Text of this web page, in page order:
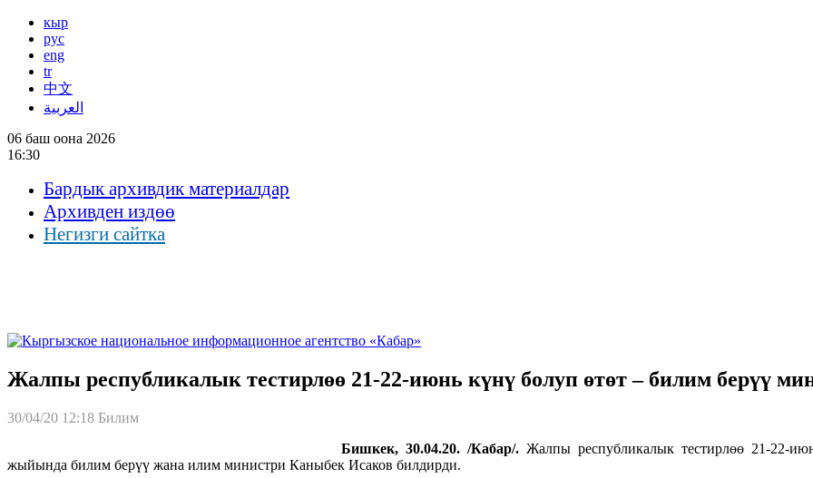
кыр
рус
eng
tr
中文
العربية
06 баш оона 2026
16:30
Бардык архивдик материалдар
Архивден издөө
Негизги сайтка
Жалпы республикалык тестирлөө 21-22-июнь күнү болуп өтөт – билим берүү
30/04/20 12:18 Билим
Бишкек, 30.04.20. /Кабар/.Жалпы республикалык тестирлөө 21-22-
жыйында билим берүү жана илим министри Каныбек Исаков билдирди.